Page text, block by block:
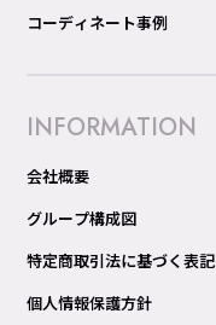
コーディネート事例
INFORMATION
会社概要
グループ構成図
特定商取引法に基づく表記
個人情報保護方針